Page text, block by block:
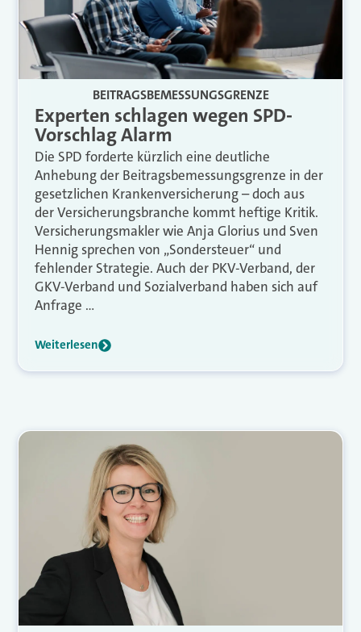
BEITRAGSBEMESSUNGSGRENZE
Experten schlagen wegen SPD-
Vorschlag Alarm
Die SPD forderte kürzlich eine deutliche
Anhebung der Beitragsbemessungsgrenze in der
gesetzlichen Krankenversicherung – doch aus
der Versicherungsbranche kommt heftige Kritik.
Versicherungsmakler wie Anja Glorius und Sven
Hennig sprechen von „Sondersteuer“ und
fehlender Strategie. Auch der PKV-Verband, der
GKV-Verband und Sozialverband haben sich auf
Anfrage …
Weiterlesen